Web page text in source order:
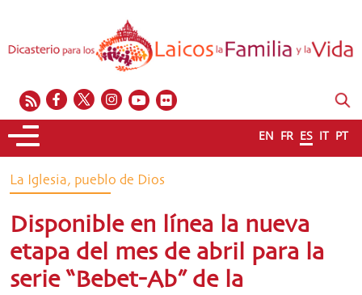
EN FR ES IT PT
La Iglesia, pueblo de Dios
Disponible en línea la nueva
etapa del mes de abril para la
serie “Bebet-Ab” de la